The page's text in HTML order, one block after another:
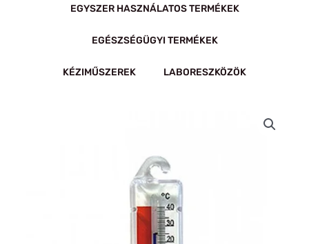
EGYSZER HASZNÁLATOS TERMÉKEK
EGÉSZSÉGÜGYI TERMÉKEK
KÉZIMŰSZEREK LABORESZKÖZÖK